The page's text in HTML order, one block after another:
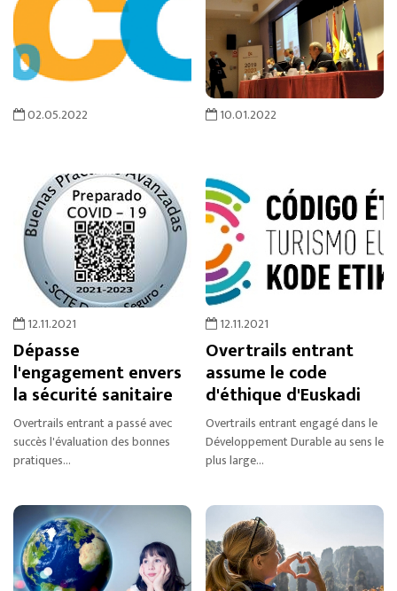
02.05.2022 10.01.2022
12.11.2021
Dépasse
l'engagement envers
la sécurité sanitaire
Overtrails entrant a passé avec
succès l'évaluation des bonnes
pratiques...
12.11.2021
Overtrails entrant
assume le code
d'éthique d'Euskadi
Overtrails entrant engagé dans le
Développement Durable au sens le
plus large...